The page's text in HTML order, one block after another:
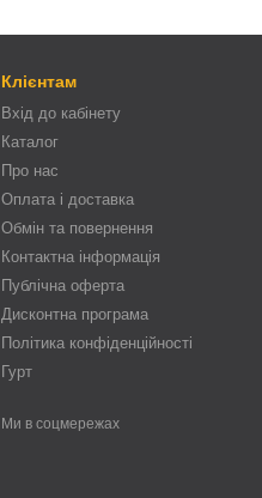
Клієнтам
Вхід до кабінету
Каталог
Про нас
Оплата і доставка
Обмін та повернення
Контактна інформація
Публічна оферта
Дисконтна програма
Політика конфіденційності
Гурт
Ми в соцмережах